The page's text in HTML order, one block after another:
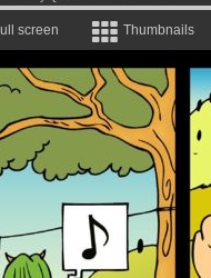
screen Thumbnails